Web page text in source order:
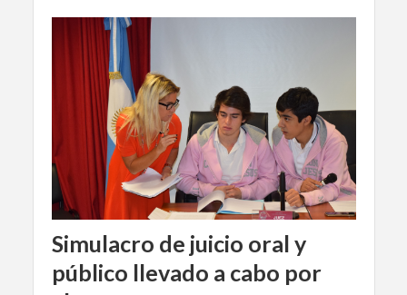
Simulacro de juicio oral y
público llevado a cabo por